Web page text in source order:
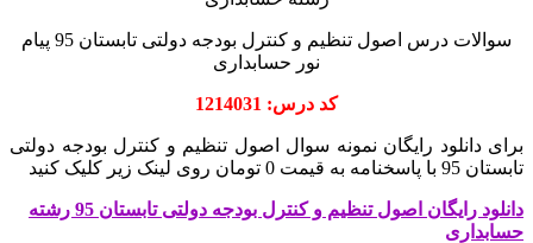
سوالات درس اصول تنظیم و کنترل بودجه دولتی تابستان 95 پیام
نور حسابداری
کد درس: 1214031
برای دانلود رایگان نمونه سوال اصول تنظیم و کنترل بودجه دولتی
تابستان 95 با پاسخنامه به قیمت 0 تومان روی لینک زیر کلیک کنید
دانلود رایگان اصول تنظیم و کنترل بودجه دولتی تابستان 95 رشته
حسابداری